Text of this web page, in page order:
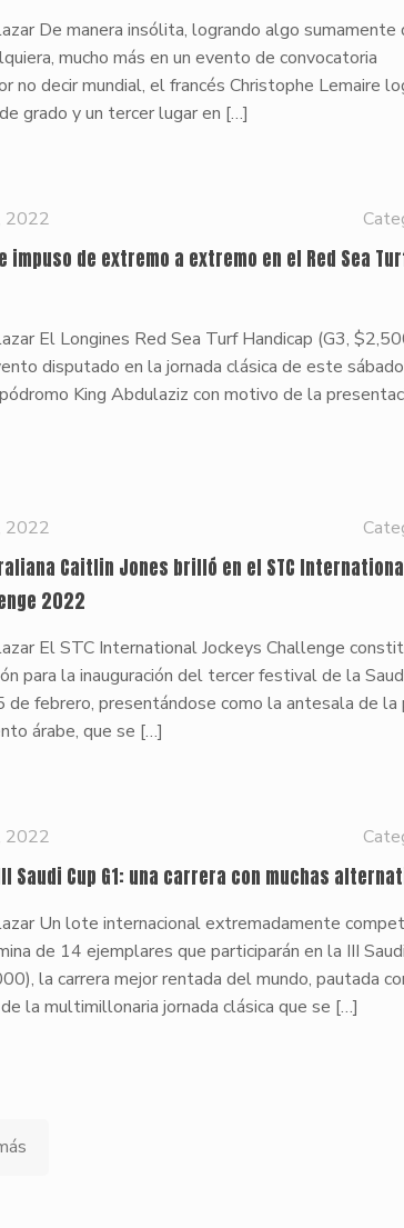
De manera insólita, logrando algo sumamente
mucho más en un evento de convocatoria
no decir mundial, el francés Christophe Lemaire
grado y un tercer lugar en […]
2022
impuso de extremo a extremo en el Red Sea
El Longines Red Sea Turf Handicap (G3,
disputado en la jornada clásica de este
King Abdulaziz con motivo de la
2022
Caitlin Jones brilló en el STC
2022
El STC International Jockeys Challenge
para la inauguración del tercer festival de la
de febrero, presentándose como la antesala de la
árabe, que se […]
2022
Saudi Cup G1: una carrera con muchas
Un lote internacional extremadamente
de 14 ejemplares que participarán en la III
la carrera mejor rentada del mundo, pautada
la multimillonaria jornada clásica que se […]